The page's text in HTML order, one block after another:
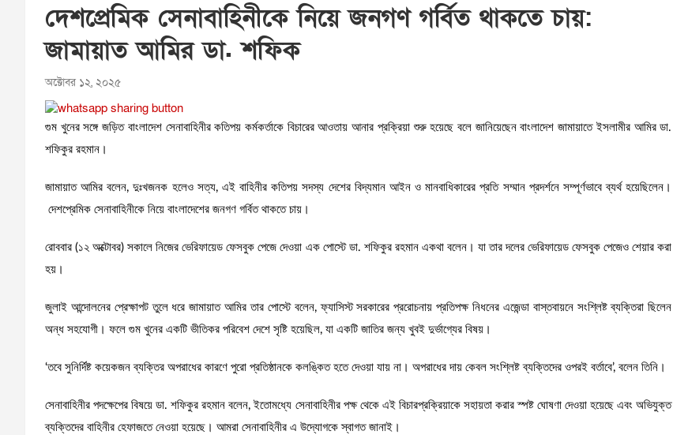
দেশপ্রেমিক সেনাবাহিনীকে নিয়ে জনগণ গর্বিত থাকতে চায়:
জামায়াত আমির ডা. শফিক
অক্টোবর ১২, ২০২৫
গুম খুনের সঙ্গে জড়িত বাংলাদেশ সেনাবাহিনীর কতিপয় কর্মকর্তাকে বিচারের আওতায় আনার প্রক্রিয়া শুরু হয়েছে বলে জানিয়েছেন বাংলাদেশ জামায়াতে ইসলামীর আমির ডা.
শফিকুর রহমান।
জামায়াত আমির বলেন, দুঃখজনক হলেও সত্য, এই বাহিনীর কতিপয় সদস্য দেশের বিদ্যমান আইন ও মানবাধিকারের প্রতি সম্মান প্রদর্শনে সম্পূর্ণভাবে ব্যর্থ হয়েছিলেন।
দেশপ্রেমিক সেনাবাহিনীকে নিয়ে বাংলাদেশের জনগণ গর্বিত থাকতে চায়।
রোববার (১২ অক্টোবর) সকালে নিজের ভেরিফায়েড ফেসবুক পেজে দেওয়া এক পোস্টে ডা. শফিকুর রহমান একথা বলেন। যা তার দলের ভেরিফায়েড ফেসবুক পেজেও শেয়ার করা
হয়।
জুলাই আন্দোলনের প্রেক্ষাপট তুলে ধরে জামায়াত আমির তার পোস্টে বলেন, ফ্যাসিস্ট সরকারের প্ররোচনায় প্রতিপক্ষ নিধনের এজেন্ডা বাস্তবায়নে সংশ্লিষ্ট ব্যক্তিরা ছিলেন
অন্ধ সহযোগী। ফলে গুম খুনের একটি ভীতিকর পরিবেশ দেশে সৃষ্টি হয়েছিল, যা একটি জাতির জন্য খুবই দুর্ভাগ্যের বিষয়।
‘তবে সুনির্দিষ্ট কয়েকজন ব্যক্তির অপরাধের কারণে পুরো প্রতিষ্ঠানকে কলঙ্কিত হতে দেওয়া যায় না। অপরাধের দায় কেবল সংশ্লিষ্ট ব্যক্তিদের ওপরই বর্তাবে’, বলেন তিনি।
সেনাবাহিনীর পদক্ষেপের বিষয়ে ডা. শফিকুর রহমান বলেন, ইতোমধ্যে সেনাবাহিনীর পক্ষ থেকে এই বিচারপ্রক্রিয়াকে সহায়তা করার স্পষ্ট ঘোষণা দেওয়া হয়েছে এবং অভিযুক্ত
ব্যক্তিদের বাহিনীর হেফাজতে নেওয়া হয়েছে। আমরা সেনাবাহিনীর এ উদ্যোগকে স্বাগত জানাই।